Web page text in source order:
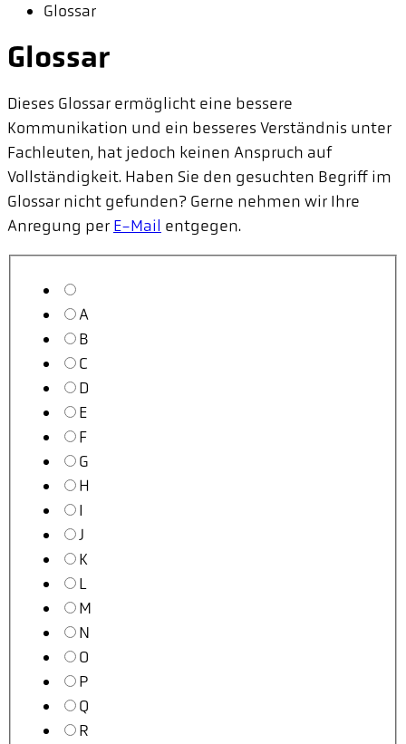
Glossar
Glossar
Dieses Glossar ermöglicht eine bessere
Kommunikation und ein besseres Verständnis unter
Fachleuten, hat jedoch keinen Anspruch auf
Vollständigkeit. Haben Sie den gesuchten Begriff im
Glossar nicht gefunden? Gerne nehmen wir Ihre
Anregung per E-Mail entgegen.
A
B
C
D
E
F
G
H
I
J
K
L
M
N
O
P
Q
R